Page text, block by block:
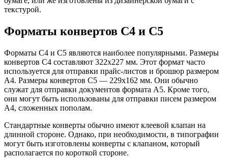
текстурой.
Форматы конвертов С4 и С5
Форматы С4 и С5 являются наиболее популярными. Размеры
конвертов С4 составляют 322х227 мм. Этот формат часто
используется для отправки прайс-листов и брошюр размером
А4. Размеры конвертов С5 — 229х162 мм. Они обычно
служат для отправки документов формата А5. Кроме того,
они могут быть использованы для отправки писем размером
А4, сложенных пополам.
Стандартные конверты обычно имеют клеевой клапан на
длинной стороне. Однако, при необходимости, в типографии
могут быть изготовлены конверты с клапаном, который
располагается по короткой стороне.